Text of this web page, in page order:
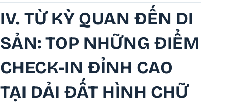
IV. TỪ KỲ QUAN ĐẾN DI
SẢN: TOP NHỮNG ĐIỂM
CHECK-IN ĐỈNH CAO
TẠI DẢI ĐẤT HÌNH CHỮ